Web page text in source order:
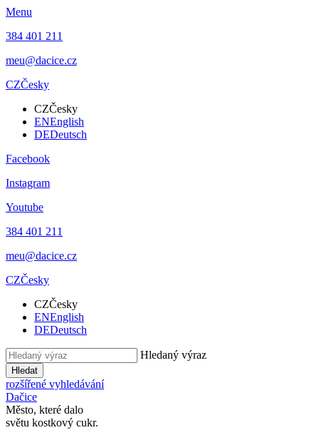
Menu
384 401 211
meu@dacice.cz
CZČesky
CZČesky
ENEnglish
DEDeutsch
Facebook
Instagram
Youtube
384 401 211
meu@dacice.cz
CZČesky
CZČesky
ENEnglish
DEDeutsch
Hledaný výraz
Hledat
rozšířené vyhledávání
Dačice
Město, které dalo
světu kostkový cukr.